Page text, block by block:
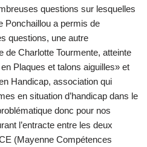
questions sur lesquelles
Ponchaillou a permis de
questions, une autre
de Charlotte Tourmente, atteinte
Plaques et talons aiguilles» et
Handicap, association qui
en situation d’handicap dans le
donc pour nos
l’entracte entre les deux
(Mayenne Compétences